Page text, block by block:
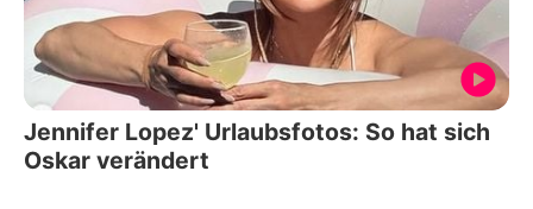
Jennifer Lopez' Urlaubsfotos: So hat sich
Oskar verändert